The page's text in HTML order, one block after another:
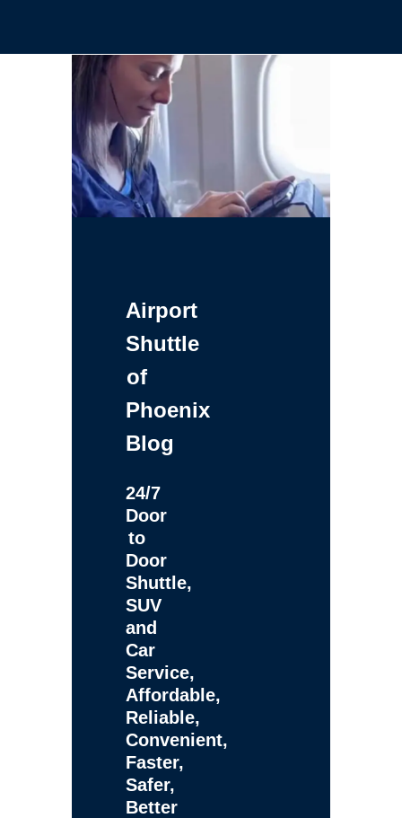
Airport
Shuttle
of
Phoenix
Blog
24/7
Door
to
Door
Shuttle,
SUV
and
Car
Service,
Affordable,
Reliable,
Convenient,
Faster,
Safer,
Better